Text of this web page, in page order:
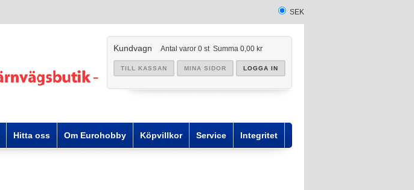
SEK
Kundvagn Antal varor 0 st Summa 0,00 kr
TILL KASSAN MINA SIDOR LOGGA IN
Hitta oss Om Eurohobby Köpvillkor Service Integritet